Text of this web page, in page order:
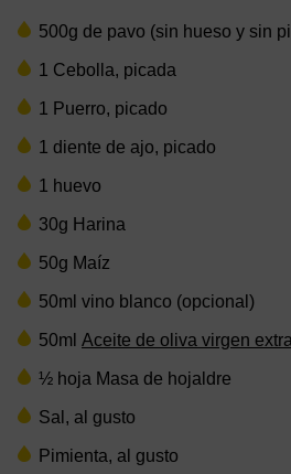
500g de pavo (sin hueso y sin
1 Cebolla, picada
1 Puerro, picado
1 diente de ajo, picado
1 huevo
30g Harina
50g Maíz
50ml vino blanco (opcional)
50ml Aceite de oliva virgen
½ hoja Masa de hojaldre
Sal, al gusto
Pimienta, al gusto